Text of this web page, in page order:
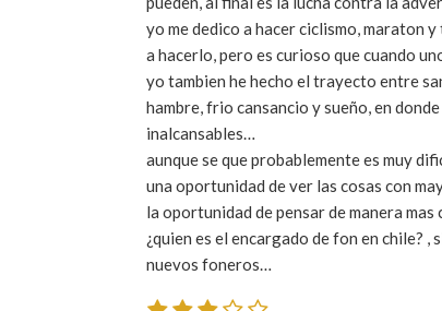
yo me dedico a hacer ciclismo, maraton
a hacerlo, pero es curioso que cuando
yo tambien he hecho el trayecto entre
hambre, frio cansancio y sueño, en
inalcansables…
aunque se que probablemente es muy
una oportunidad de ver las cosas con
la oportunidad de pensar de manera mas
¿quien es el encargado de fon en chile?
nuevos foneros…